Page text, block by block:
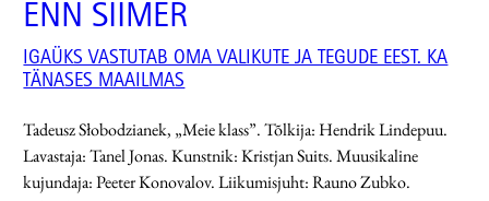
ENN SIIMER
IGAÜKS VASTUTAB OMA VALIKUTE JA TEGUDE EEST. KA
TÄNASES MAAILMAS
Tadeusz Słobodzianek, „Meie klass”. Tõlkija: Hendrik Lindepuu.
Lavastaja: Tanel Jonas. Kunstnik: Kristjan Suits. Muusikaline
kujundaja: Peeter Konovalov. Liikumisjuht: Rauno Zubko.